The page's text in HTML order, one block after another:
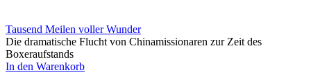
Tausend Meilen voller Wunder
Die dramatische Flucht von Chinamissionaren zur Zeit des
Boxeraufstands
In den Warenkorb